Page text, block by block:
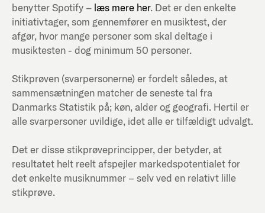
benytter Spotify – læs mere her. Det er den enkelte
initiativtager, som gennemfører en musiktest, der
afgør, hvor mange personer som skal deltage i
musiktesten - dog minimum 50 personer.
Stikprøven (svarpersonerne) er fordelt således, at
sammensætningen matcher de seneste tal fra
Danmarks Statistik på; køn, alder og geografi. Hertil er
alle svarpersoner uvildige, idet alle er tilfældigt udvalgt.
Det er disse stikprøveprincipper, der betyder, at
resultatet helt reelt afspejler markedspotentialet for
det enkelte musiknummer – selv ved en relativt lille
stikprøve.